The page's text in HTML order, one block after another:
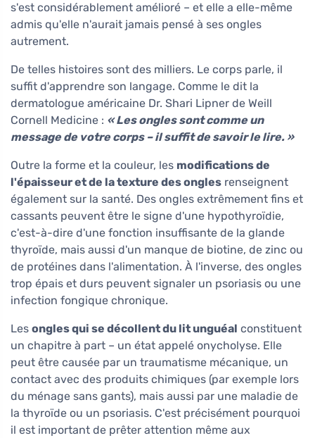
s'est considérablement amélioré – et elle a elle-même
admis qu'elle n'aurait jamais pensé à ses ongles
autrement.
De telles histoires sont des milliers. Le corps parle, il
suffit d'apprendre son langage. Comme le dit la
dermatologue américaine Dr. Shari Lipner de Weill
Cornell Medicine : « Les ongles sont comme un
message de votre corps – il suffit de savoir le lire. »
Outre la forme et la couleur, les modifications de
l'épaisseur et de la texture des ongles renseignent
également sur la santé. Des ongles extrêmement fins et
cassants peuvent être le signe d'une hypothyroïdie,
c'est-à-dire d'une fonction insuffisante de la glande
thyroïde, mais aussi d'un manque de biotine, de zinc ou
de protéines dans l'alimentation. À l'inverse, des ongles
trop épais et durs peuvent signaler un psoriasis ou une
infection fongique chronique.
Les ongles qui se décollent du lit unguéal constituent
un chapitre à part – un état appelé onycholyse. Elle
peut être causée par un traumatisme mécanique, un
contact avec des produits chimiques (par exemple lors
du ménage sans gants), mais aussi par une maladie de
la thyroïde ou un psoriasis. C'est précisément pourquoi
il est important de prêter attention même aux